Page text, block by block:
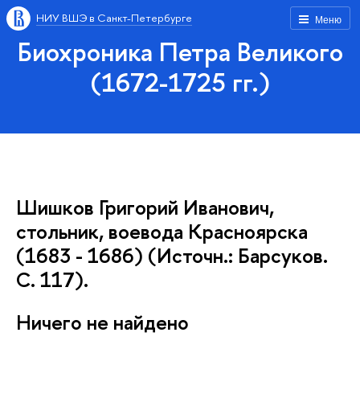
Меню
НИУ ВШЭ в Санкт-Петербурге
Биохроника Петра Великого
(1672-1725 гг.)
Шишков Григорий Иванович,
стольник, воевода Красноярска
(1683 - 1686) (Источн.: Барсуков.
С. 117).
Ничего не найдено